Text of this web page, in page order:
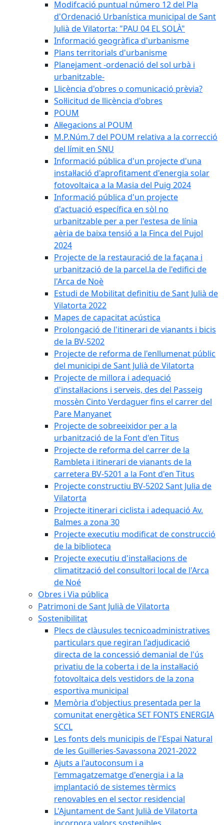
Modifcació puntual número 12 del Pla
d'Ordenació Urbanística municipal de Sant
Julià de Vilatorta: "PAU 04 EL SOLÀ"
Informació geogràfica d'urbanisme
Plans territorials d'urbanisme
Planejament -ordenació del sol urbà i
urbanitzable-
Llicència d'obres o comunicació prèvia?
Sol·licitud de llicència d'obres
POUM
Al·legacions al POUM
M.P.Núm.7 del POUM relativa a la correcció
del límit en SNU
Informació pública d'un projecte d'una
instal·lació d'aprofitament d'energia solar
fotovoltaica a la Masia del Puig 2024
Informació pública d'un projecte
d'actuació específica en sòl no
urbanitzable per a per l'estesa de línia
aèria de baixa tensió a la Finca del Pujol
2024
Projecte de la restauració de la façana i
urbanització de la parcel.la de l'edifici de
l'Arca de Noè
Estudi de Mobilitat definitiu de Sant Julià de
Vilatorta 2022
Mapes de capacitat acústica
Prolongació de l'itinerari de vianants i bicis
de la BV-5202
Projecte de reforma de l'enllumenat públic
del municipi de Sant Julià de Vilatorta
Projecte de millora i adequació
d'instal·lacions i serveis, des del Passeig
mossèn Cinto Verdaguer fins el carrer del
Pare Manyanet
Projecte de sobreeixidor per a la
urbanització de la Font d'en Titus
Projecte de reforma del carrer de la
Rambleta i itinerari de vianants de la
carretera BV-5201 a la Font d'en Titus
Projecte constructiu BV-5202 Sant Julia de
Vilatorta
Projecte itinerari ciclista i adequació Av.
Balmes a zona 30
Projecte executiu modificat de construcció
de la biblioteca
Projecte executiu d'instal·lacions de
climatització del consultori local de l'Arca
de Noé
Obres i Via pública
Patrimoni de Sant Julià de Vilatorta
Sostenibilitat
Plecs de clàusules tecnicoadministratives
particulars que regiran l'adjudicació
directa de la concessió demanial de l'ús
privatiu de la coberta i de la instal·lació
fotovoltaica dels vestidors de la zona
esportiva municipal
Memòria d'objectius presentada per la
comunitat energètica SET FONTS ENERGIA
SCCL
Les fonts dels municipis de l'Espai Natural
de les Guilleries-Savassona 2021-2022
Ajuts a l'autoconsum i a
l'emmagatzematge d'energia i a la
implantació de sistemes tèrmics
renovables en el sector residencial
L'Ajuntament de Sant Julià de Vilatorta